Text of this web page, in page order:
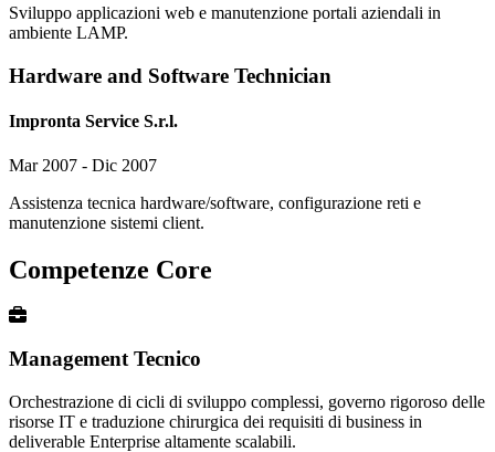
Sviluppo applicazioni web e manutenzione portali aziendali in
ambiente LAMP.
Hardware and Software Technician
Impronta Service S.r.l.
Mar 2007 - Dic 2007
Assistenza tecnica hardware/software, configurazione reti e
manutenzione sistemi client.
Competenze Core
Management Tecnico
Orchestrazione di cicli di sviluppo complessi, governo rigoroso delle
risorse IT e traduzione chirurgica dei requisiti di business in
deliverable Enterprise altamente scalabili.